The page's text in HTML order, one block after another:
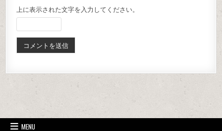
上に表示された文字を入力してください。
MENU